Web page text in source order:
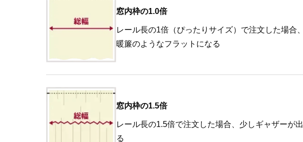
窓内枠の1.0倍
レール長の1倍（ぴったりサイズ）で注文した場合、
暖簾のようなフラットになる
窓内枠の1.5倍
レール長の1.5倍で注文した場合、少しギャザーが出
る